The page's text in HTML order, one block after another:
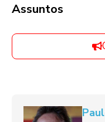
Assuntos